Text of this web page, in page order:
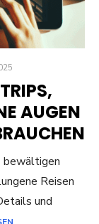
AUGEN
bewältigen
Reisen
und